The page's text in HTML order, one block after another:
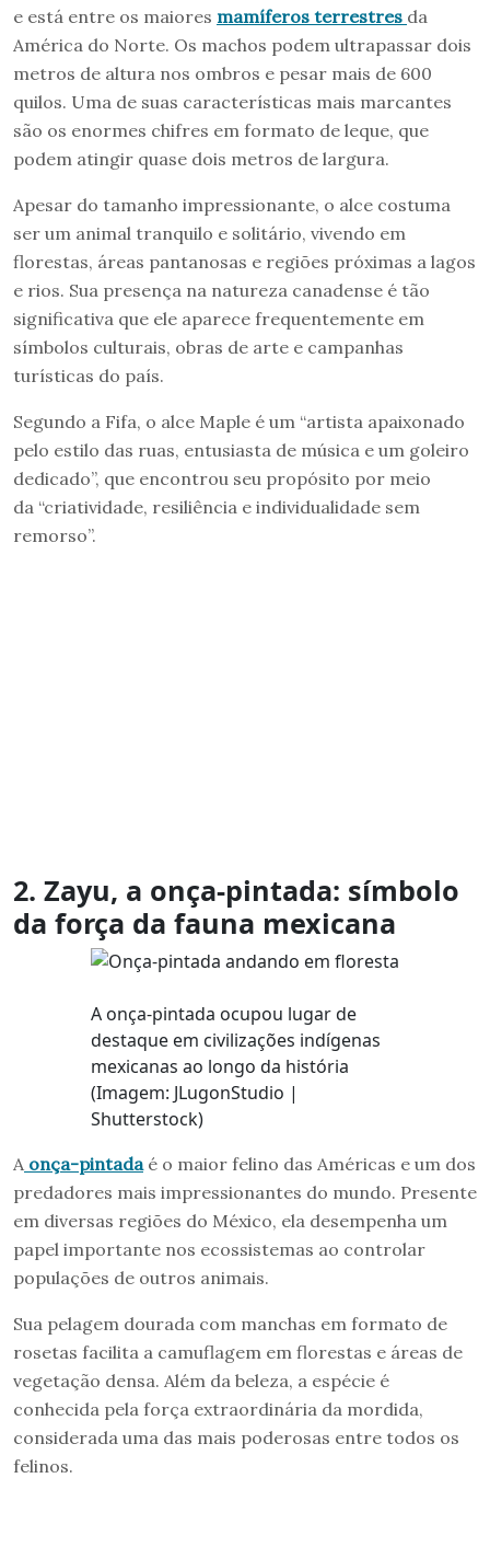
e está entre os maiores mamíferos terrestres da
América do Norte. Os machos podem ultrapassar dois
metros de altura nos ombros e pesar mais de 600
quilos. Uma de suas características mais marcantes
são os enormes chifres em formato de leque, que
podem atingir quase dois metros de largura.
Apesar do tamanho impressionante, o alce costuma
ser um animal tranquilo e solitário, vivendo em
florestas, áreas pantanosas e regiões próximas a lagos
e rios. Sua presença na natureza canadense é tão
significativa que ele aparece frequentemente em
símbolos culturais, obras de arte e campanhas
turísticas do país.
Segundo a Fifa, o alce Maple é um “artista apaixonado
pelo estilo das ruas, entusiasta de música e um goleiro
dedicado”, que encontrou seu propósito por meio
da “criatividade, resiliência e individualidade sem
remorso”.
2. Zayu, a onça-pintada: símbolo
da força da fauna mexicana
A onça-pintada ocupou lugar de
destaque em civilizações indígenas
mexicanas ao longo da história
(Imagem: JLugonStudio |
Shutterstock)
A onça-pintadaé o maior felino das Américas e um dos
predadores mais impressionantes do mundo. Presente
em diversas regiões do México, ela desempenha um
papel importante nos ecossistemas ao controlar
populações de outros animais.
Sua pelagem dourada com manchas em formato de
rosetas facilita a camuflagem em florestas e áreas de
vegetação densa. Além da beleza, a espécie é
conhecida pela força extraordinária da mordida,
considerada uma das mais poderosas entre todos os
felinos.